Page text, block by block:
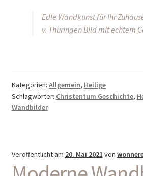
Edle Wandkunst für Ihr
v. Thüringen Bild mit echtem
Kategorien: Allgemein, Heilige
Schlagwörter: Christentum Geschichte,
Wandbilder
Veröffentlicht am 20. Mai 2021 von